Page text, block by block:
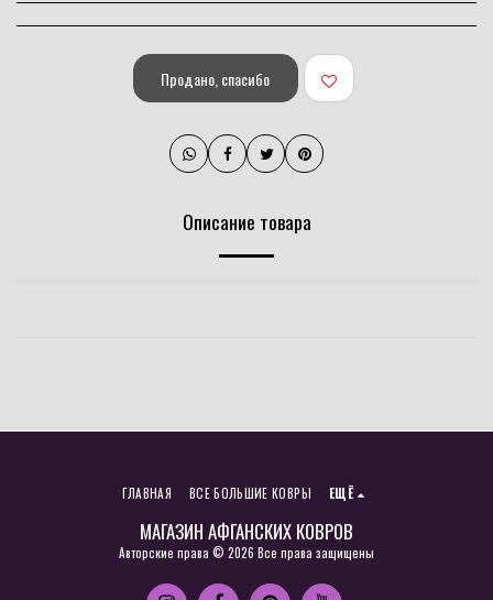
Продано, спасибо
Описание товара
МАГАЗИН АФГАНСКИХ КОВРОВ
Авторские права © 2026 Все права защищены
ГЛАВНАЯ ВСЕ БОЛЬШИЕ КОВРЫ ЕЩЁ